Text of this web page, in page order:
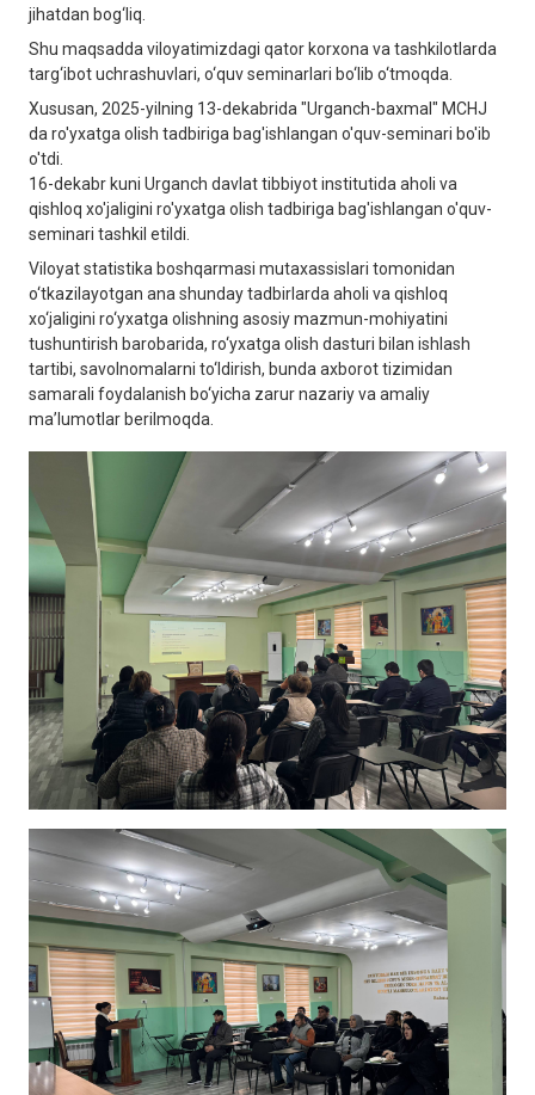
jihatdan bog‘liq.
Shu maqsadda viloyatimizdagi qator korxona va tashkilotlarda
targ‘ibot uchrashuvlari, o‘quv seminarlari bo‘lib o‘tmoqda.
Xususan, 2025-yilning 13-dekabrida "Urganch-baxmal" MCHJ
da ro'yxatga olish tadbiriga bag'ishlangan o'quv-seminari bo'ib
o'tdi.
16-dekabr kuni Urganch davlat tibbiyot institutida aholi va
qishloq xo'jaligini ro'yxatga olish tadbiriga bag'ishlangan o'quv-
seminari tashkil etildi.
Viloyat statistika boshqarmasi mutaxassislari tomonidan
o‘tkazilayotgan ana shunday tadbirlarda aholi va qishloq
xo‘jaligini ro‘yxatga olishning asosiy mazmun-mohiyatini
tushuntirish barobarida, ro‘yxatga olish dasturi bilan ishlash
tartibi, savolnomalarni to‘ldirish, bunda axborot tizimidan
samarali foydalanish bo‘yicha zarur nazariy va amaliy
ma’lumotlar berilmoqda.